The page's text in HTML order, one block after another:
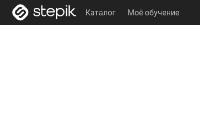
Каталог Моё обучение